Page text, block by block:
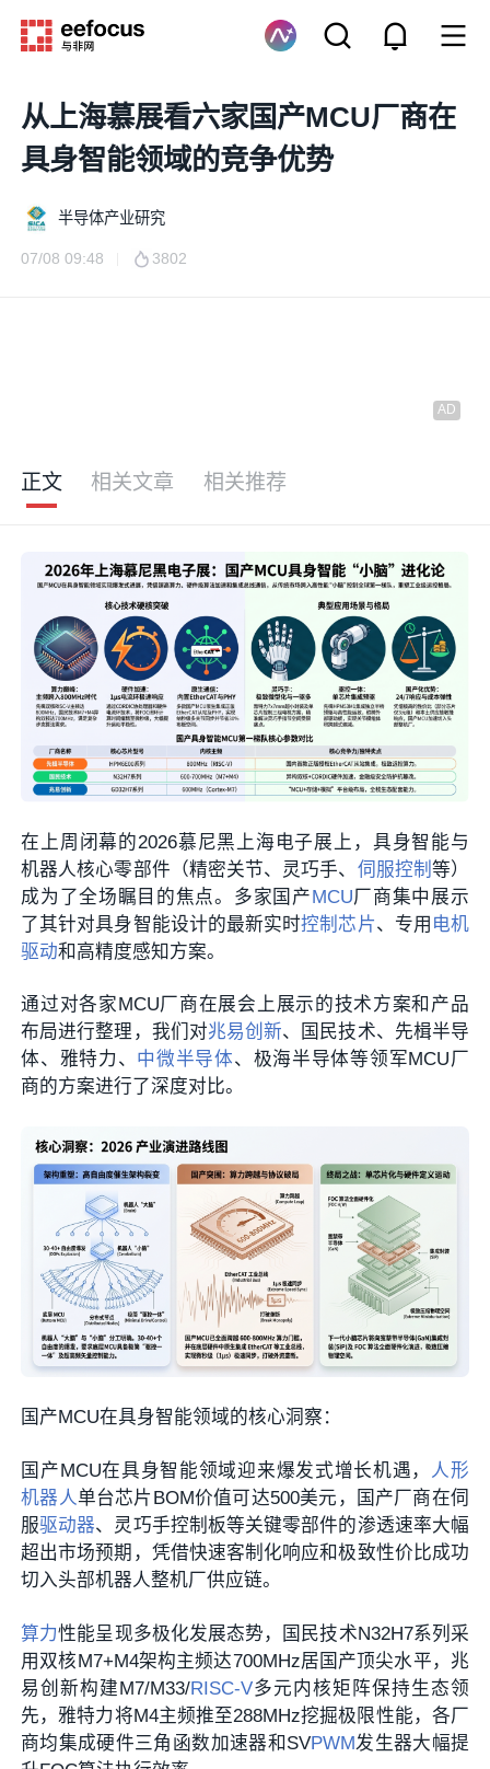
从上海慕展看六家国产MCU厂商在
具身智能领域的竞争优势
半导体产业研究
07/08 09:48 3802
正文 相关文章 相关推荐
在上周闭幕的2026慕尼黑上海电子展 上，具身智能与
机器人核心零部件（精密关节、灵巧手、 伺服控制 等）
成为了全场瞩目的焦点。多家国产MCU厂商集中展示
了其针对具身智能设计的最新实时控制芯片、专用 电机
驱动和高精度感知方案。
通过对各家MCU厂商在展会上展示的技术方案和产品
布局进行整理，我们对兆易创新、国民技术、先楫半导
体、雅特力、 中微半导体、极海半导体等领军MCU厂
商的方案进行了深度对比。
国产MCU在具身智能领域的核心洞察：
国产MCU在具身智能领域迎来爆发式增长机遇， 人形
机器人单台芯片BOM价值可达500美元，国产厂商在伺
服驱动器、灵巧手控制板等关键零部件的渗透速率大幅
超出市场预期，凭借快速客制化响应和极致性价比成功
切入头部机器人整机厂供应链。
算力性能呈现多极化发展态势，国民技术N32H7系列采
用双核M7+M4架构主频达700MHz居国产顶尖水平，兆
易创新构建M7/M33/RISC-V多元内核矩阵保持生态领
先，雅特力将M4主频推至288MHz挖掘极限性能，各厂
商均集成硬件三角函数加速器和SVPWM发生器大幅提